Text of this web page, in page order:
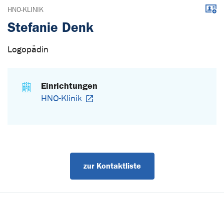
HNO-KLINIK
Stefanie Denk
Logopädin
Einrichtungen
HNO-Klinik
zur Kontaktliste